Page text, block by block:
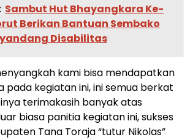
Sambut Hut Bhayangkara Ke-
Berikan Bantuan Sembako
Disabilitas
kami bisa mendapatkan
pada kegiatan ini, ini semua berkat
terimakasih banyak atas
biasa panitia kegiatan ini, sukses
Tana Toraja “tutur Nikolas”